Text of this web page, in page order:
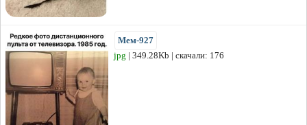
Мем-927
jpg | 349.28Kb | скачали: 176